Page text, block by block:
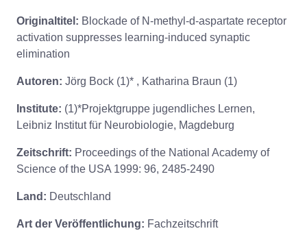
Originaltitel: Blockade of N-methyl-d-aspartate receptor
activation suppresses learning-induced synaptic
elimination
Autoren: Jörg Bock (1)* , Katharina Braun (1)
Institute: (1)*Projektgruppe jugendliches Lernen,
Leibniz Institut für Neurobiologie, Magdeburg
Zeitschrift: Proceedings of the National Academy of
Science of the USA 1999: 96, 2485-2490
Land: Deutschland
Art der Veröffentlichung: Fachzeitschrift